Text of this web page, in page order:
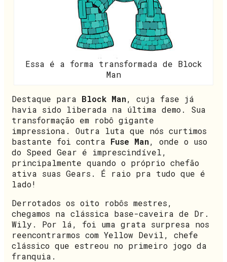
Essa é a forma transformada de Block
Man
Destaque para Block Man, cuja fase já
havia sido liberada na última demo. Sua
transformação em robô gigante
impressiona. Outra luta que nós curtimos
bastante foi contra Fuse Man, onde o uso
do Speed Gear é imprescindível,
principalmente quando o próprio chefão
ativa suas Gears. É raio pra tudo que é
lado!
Derrotados os oito robôs mestres,
chegamos na clássica base-caveira de Dr.
Wily. Por lá, foi uma grata surpresa nos
reencontrarmos com Yellow Devil, chefe
clássico que estreou no primeiro jogo da
franquia.